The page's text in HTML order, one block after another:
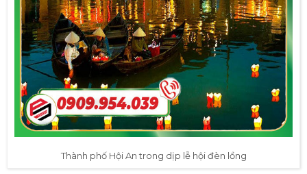
Thành phố Hội An trong dịp lễ hội đèn lồng